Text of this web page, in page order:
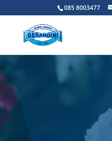
085 8003477